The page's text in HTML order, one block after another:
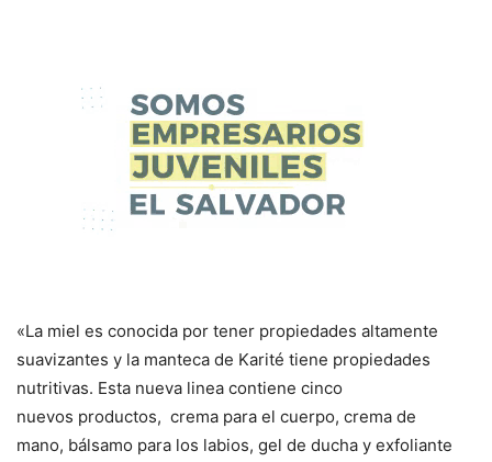
«La miel es conocida por tener propiedades altamente
suavizantes y la manteca de Karité tiene propiedades
nutritivas. Esta nueva linea contiene cinco
nuevos productos, crema para el cuerpo, crema de
mano, bálsamo para los labios, gel de ducha y exfoliante